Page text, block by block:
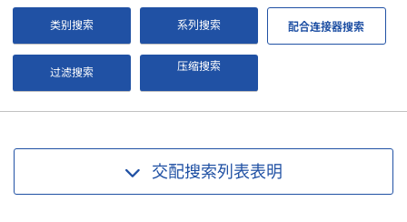
类别搜索 系列搜索 配合连接器搜索
过滤搜索 压缩搜索
交配搜索列表表明